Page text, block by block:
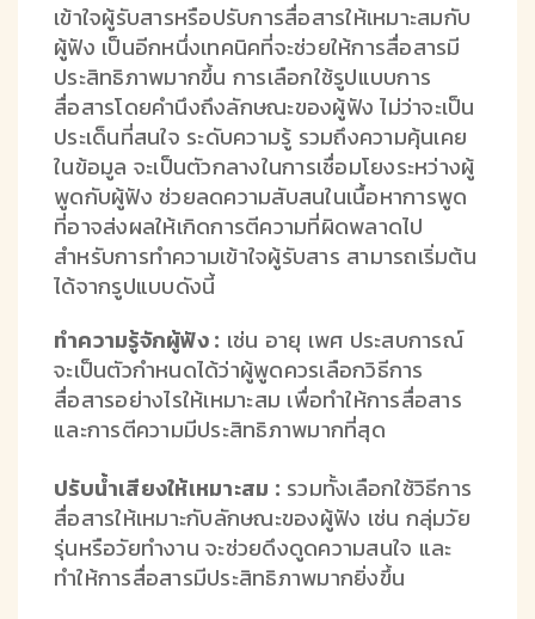
เข้าใจผู้รับสารหรือปรับการสื่อสารให้เหมาะสมกับ
ผู้ฟัง เป็นอีกหนึ่งเทคนิคที่จะช่วยให้การสื่อสารมี
ประสิทธิภาพมากขึ้น การเลือกใช้รูปแบบการ
สื่อสารโดยคำนึงถึงลักษณะของผู้ฟัง ไม่ว่าจะเป็น
ประเด็นที่สนใจ ระดับความรู้ รวมถึงความคุ้นเคย
ในข้อมูล จะเป็นตัวกลางในการเชื่อมโยงระหว่างผู้
พูดกับผู้ฟัง ช่วยลดความสับสนในเนื้อหาการพูด
ที่อาจส่งผลให้เกิดการตีความที่ผิดพลาดไป
สำหรับการทำความเข้าใจผู้รับสาร สามารถเริ่มต้น
ได้จากรูปแบบดังนี้
ทำความรู้จักผู้ฟัง : เช่น อายุ เพศ ประสบการณ์
จะเป็นตัวกำหนดได้ว่าผู้พูดควรเลือกวิธีการ
สื่อสารอย่างไรให้เหมาะสม เพื่อทำให้การสื่อสาร
และการตีความมีประสิทธิภาพมากที่สุด
ปรับน้ำเสียงให้เหมาะสม : รวมทั้งเลือกใช้วิธีการ
สื่อสารให้เหมาะกับลักษณะของผู้ฟัง เช่น กลุ่มวัย
รุ่นหรือวัยทำงาน จะช่วยดึงดูดความสนใจ และ
ทำให้การสื่อสารมีประสิทธิภาพมากยิ่งขึ้น